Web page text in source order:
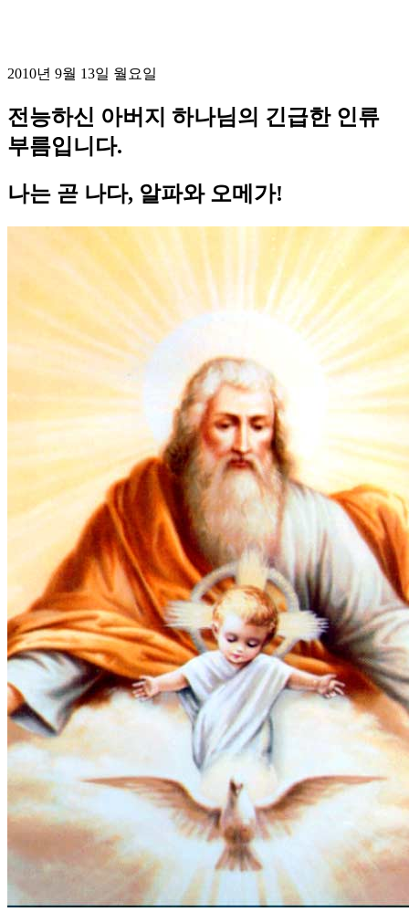
2010년 9월 13일 월요일
전능하신 아버지 하나님의 긴급한 인류
부름입니다.
나는 곧 나다, 알파와 오메가!